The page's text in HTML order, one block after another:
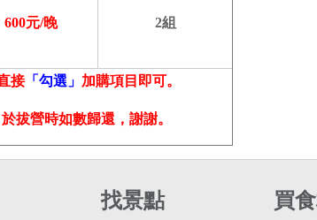
600元/晚 2組
接「勾選」 加購項目即可。
拔營時如數歸還，謝謝。
找景點 買